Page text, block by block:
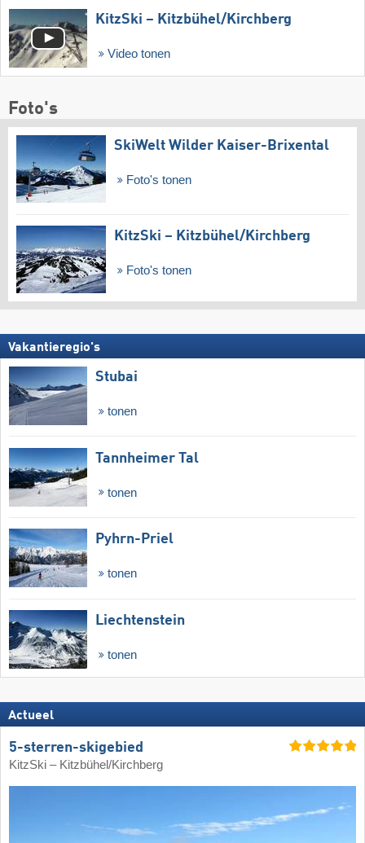
KitzSki – Kitzbühel/​Kirchberg
Video tonen
Foto's
SkiWelt Wilder Kaiser-Brixental
Foto's tonen
KitzSki – Kitzbühel/​Kirchberg
Foto's tonen
Vakantieregio's
Stubai
tonen
Tannheimer Tal
tonen
Pyhrn-Priel
tonen
Liechtenstein
tonen
Actueel
5-sterren-skigebied
KitzSki – Kitzbühel/​Kirchberg